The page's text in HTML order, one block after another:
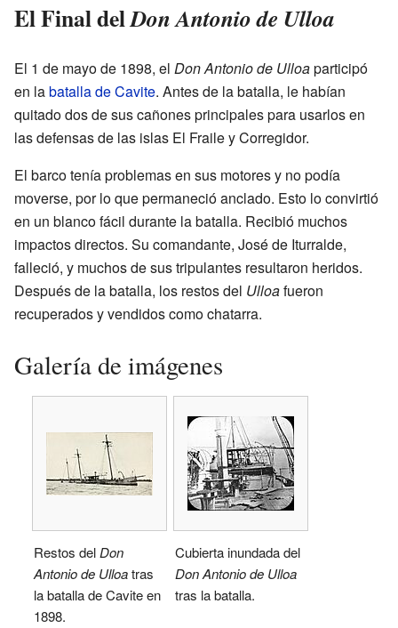
El Final delDon Antonio de Ulloa
El 1 de mayo de 1898, el Don Antonio de Ulloaparticipó
en labatalla de Cavite. Antes de la batalla, le habían
quitado dos de sus cañones principales para usarlos en
las defensas de las islas El Fraile y Corregidor.
El barco tenía problemas en sus motores y no podía
moverse, por lo que permaneció anclado. Esto lo convirtió
en un blanco fácil durante la batalla. Recibió muchos
impactos directos. Su comandante, José de Iturralde,
falleció, y muchos de sus tripulantes resultaron heridos.
Después de la batalla, los restos del Ulloafueron
recuperados y vendidos como chatarra.
Galería de imágenes
Restos del Don
Antonio de Ulloatras
la batalla de Cavite en
1898.
Cubierta inundada del
Don Antonio de Ulloa
tras la batalla.